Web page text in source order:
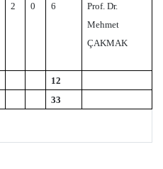
2 0 6
Prof. Dr.
Mehmet
ÇAKMAK
12
33